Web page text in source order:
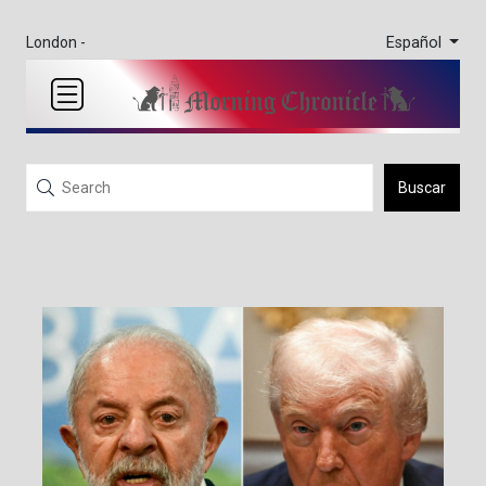
London - Español
Buscar